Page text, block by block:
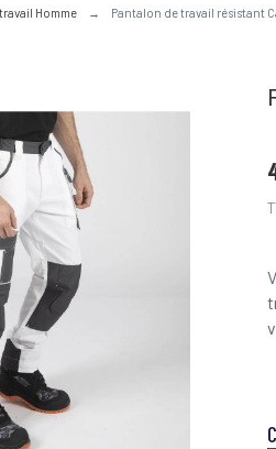
Homme Pantalon de travail résistant